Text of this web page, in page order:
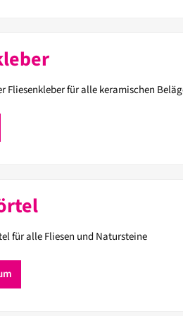
Fliesenkleber für alle keramischen
für alle Fliesen und Natursteine